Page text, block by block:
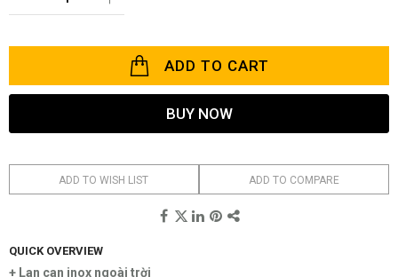
ADD TO CART
BUY NOW
ADD TO WISH LIST ADD TO COMPARE
QUICK OVERVIEW
+ Lan can inox ngoài trời